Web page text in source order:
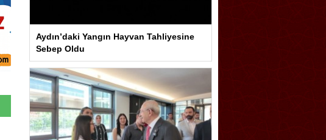
Aydın’daki Yangın Hayvan Tahliyesine
Sebep Oldu